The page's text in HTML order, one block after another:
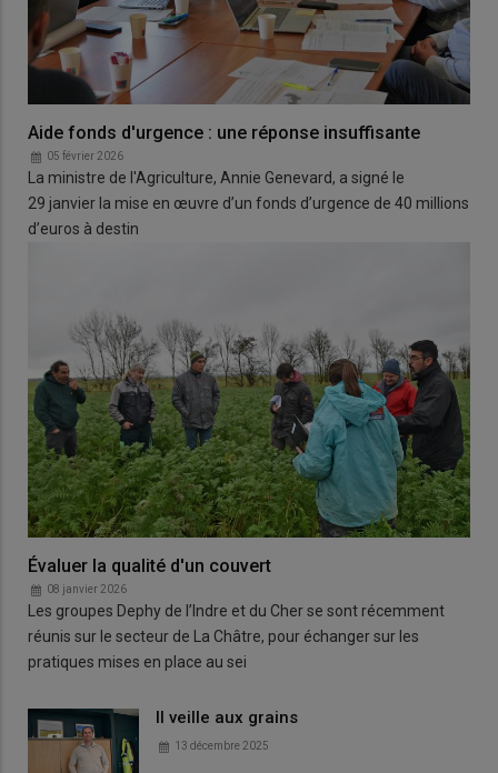
Aide fonds d'urgence : une réponse insuffisante
05 février 2026
La ministre de l'Agriculture, Annie Genevard, a signé le
29 janvier la mise en œuvre d’un fonds d’urgence de 40 millions
d’euros à destin
Évaluer la qualité d'un couvert
08 janvier 2026
Les groupes Dephy de l’Indre et du Cher se sont récemment
réunis sur le secteur de La Châtre, pour échanger sur les
pratiques mises en place au sei
Il veille aux grains
13 décembre 2025